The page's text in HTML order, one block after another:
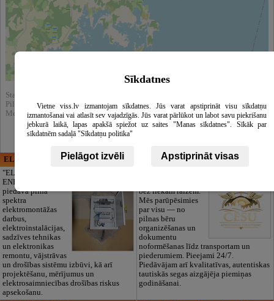
Leaflet |©
Statistika:
Pilnībā apskatīts : 16524
Meklēšnas rezultātos parādīts : 46471
ELECTRIC ENERGY
"ELECTRIC
ENERGY Kandava"
piedāvā pilna
spektra
elektromontāžas
darbus,
elektroinstalācijas,
sadzīves tehnikas
un elektronikas
remontu, vājstrāvas
un drošības sistēmu izbūvi, kā arī
projektēšanu, mērījumus un
elektrosaimniecības drošības riskus
apsekošanu.
CĒSU APBEDĪŠANAS
bez liekām raizēm.
Mēs parūpēsimies
par visu — no
pilnas bēru
organizēšanas un
dokumentu
noformēšanas līdz transportam un
piederumiem. Pieejami 24/7.
Piedāvājam arī kvalitatīvas, autentiskas
tautiskās segas aizgājēja piemiņas
godināšanai.
Sīkdatnes
Vietne viss.lv izmantojam sīkdatnes. Jūs varat apstiprināt visu sīkdatņu
izmantošanai vai atlasīt sev vajadzīgās. Jūs varat pārlūkot un labot savu piekrišanu
jebkurā laikā, lapas apakšā spiežot uz saites "Manas sīkdatnes". Sīkāk par
sīkdatnēm sadaļā "Sīkdatņu politika"
Pielāgot izvēli Apstiprināt visas